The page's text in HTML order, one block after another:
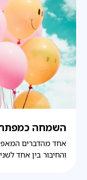
השמחה
אחד מהדברים
והחיבור בין אחד